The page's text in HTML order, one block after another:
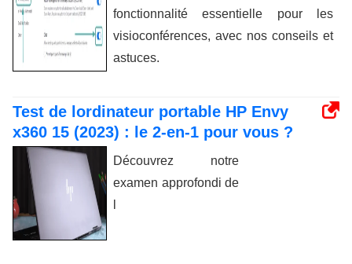
fonctionnalité essentielle pour les
visioconférences, avec nos conseils et
astuces.
Test de lordinateur portable HP Envy
x360 15 (2023) : le 2-en-1 pour vous ?
Découvrez notre
examen approfondi de